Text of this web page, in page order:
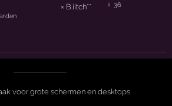
♀ 36
voor grote schermen en desktops